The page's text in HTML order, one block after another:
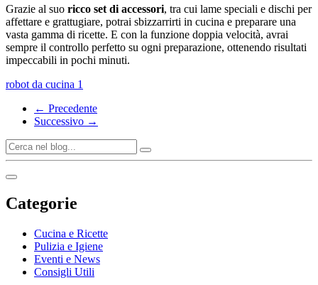
Grazie al suo ricco set di accessori, tra cui lame speciali e dischi per
affettare e grattugiare, potrai sbizzarrirti in cucina e preparare una
vasta gamma di ricette. E con la funzione doppia velocità, avrai
sempre il controllo perfetto su ogni preparazione, ottenendo risultati
impeccabili in pochi minuti.
robot da cucina 1
← Precedente
Successivo →
Categorie
Cucina e Ricette
Pulizia e Igiene
Eventi e News
Consigli Utili